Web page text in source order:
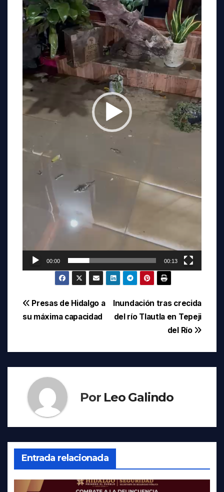
00:00 00:13
Navegación
entradas
Inundación tras crecida
del río Tlautla en Tepeji
del Río
Presas de Hidalgo a
su máxima capacidad
Por Leo Galindo
Entrada relacionada